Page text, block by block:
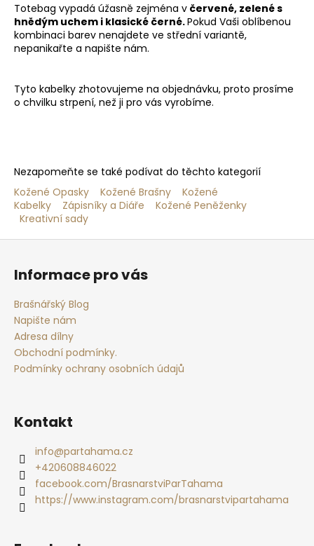
Totebag vypadá úžasně zejména v červené, zelené s
hnědým uchem i klasické černé.Pokud Vaši oblíbenou
kombinaci barev nenajdete ve střední variantě,
nepanikařte a napište nám.
Tyto kabelky zhotovujeme na objednávku, proto prosíme
o chvilku strpení, než ji pro vás vyrobíme.
Nezapomeňte se také podívat do těchto kategorií
Kožené Opasky
Kožené Brašny
Kožené
Kabelky
Zápisníky a Diáře Kožené Peněženky
Kreativní sady
Informace pro vás
Brašnářský Blog
Napište nám
Adresa dílny
Obchodní podmínky.
Podmínky ochrany osobních údajů
Kontakt
info@partahama.cz
+420608846022
facebook.com/BrasnarstviParTahama
https://www.instagram.com/brasnarstvipartahama